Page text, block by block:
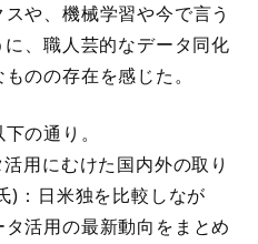
や、機械学習や今で言う
、職人芸的なデータ同化
のの存在を感じた。
の通り。
用にむけた国内外の取り
：日米独を比較しなが
活用の最新動向をまとめ